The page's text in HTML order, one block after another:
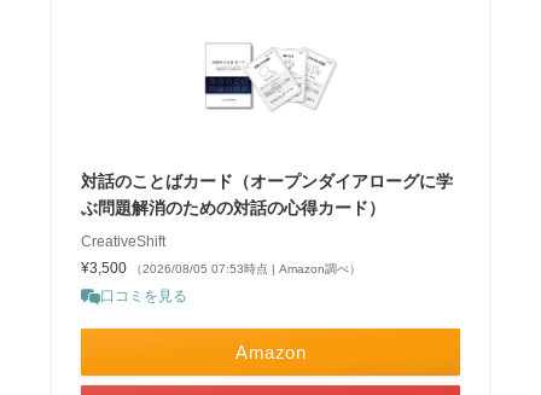
対話のことばカード（オープンダイアローグに学
ぶ問題解消のための対話の心得カード）
CreativeShift
¥3,500
（2026/08/05 07:53時点 | Amazon調べ）
口コミを見る
Amazon